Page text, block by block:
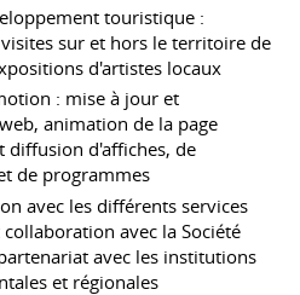
touristique :
sur et hors le territoire de
d'artistes locaux
: mise à jour et
animation de la page
diffusion d'affiches, de
de programmes
avec les différents services
avec la Société
avec les institutions
et régionales